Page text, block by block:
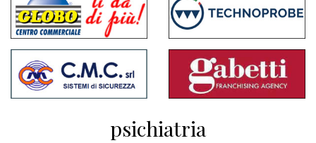
commenti
Contenuti
del
sito
psichiatria